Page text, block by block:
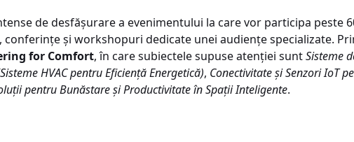
de desfășurare a evenimentului la care vor participa peste
conferințe și workshopuri dedicate unei audiențe specializate.
for Comfort, în care subiectele supuse atenției suntSisteme
HVAC pentru Eficiență Energetică), Conectivitate și Senzori IoT
pentru Bunăstare și Productivitate în Spații Inteligente.